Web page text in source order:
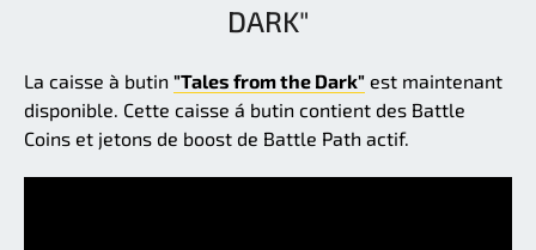
DARK"
La caisse à butin "Tales from the Dark" est maintenant
disponible. Cette caisse á butin contient des Battle
Coins et jetons de boost de Battle Path actif.